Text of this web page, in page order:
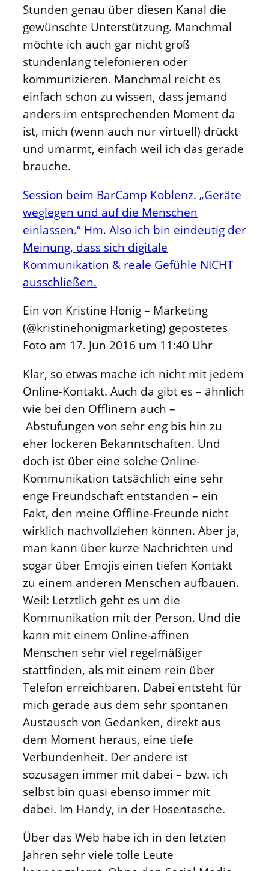
Stunden genau über diesen Kanal die
gewünschte Unterstützung. Manchmal
möchte ich auch gar nicht groß
stundenlang telefonieren oder
kommunizieren. Manchmal reicht es
einfach schon zu wissen, dass jemand
anders im entsprechenden Moment da
ist, mich (wenn auch nur virtuell) drückt
und umarmt, einfach weil ich das gerade
brauche.
Session beim BarCamp Koblenz. „Geräte
weglegen und auf die Menschen
einlassen.“ Hm. Also ich bin eindeutig der
Meinung, dass sich digitale
Kommunikation & reale Gefühle NICHT
ausschließen.
Ein von Kristine Honig – Marketing
(@kristinehonigmarketing) gepostetes
Foto am 17. Jun 2016 um 11:40 Uhr
Klar, so etwas mache ich nicht mit jedem
Online-Kontakt. Auch da gibt es – ähnlich
wie bei den Offlinern auch –
Abstufungen von sehr eng bis hin zu
eher lockeren Bekanntschaften. Und
doch ist über eine solche Online-
Kommunikation tatsächlich eine sehr
enge Freundschaft entstanden – ein
Fakt, den meine Offline-Freunde nicht
wirklich nachvollziehen können. Aber ja,
man kann über kurze Nachrichten und
sogar über Emojis einen tiefen Kontakt
zu einem anderen Menschen aufbauen.
Weil: Letztlich geht es um die
Kommunikation mit der Person. Und die
kann mit einem Online-affinen
Menschen sehr viel regelmäßiger
stattfinden, als mit einem rein über
Telefon erreichbaren. Dabei entsteht für
mich gerade aus dem sehr spontanen
Austausch von Gedanken, direkt aus
dem Moment heraus, eine tiefe
Verbundenheit. Der andere ist
sozusagen immer mit dabei – bzw. ich
selbst bin quasi ebenso immer mit
dabei. Im Handy, in der Hosentasche.
Über das Web habe ich in den letzten
Jahren sehr viele tolle Leute